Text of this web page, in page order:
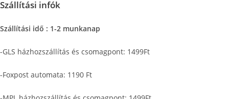
Szállítási infók
Szállítási idő : 1-2 munkanap
-GLS házhozszállítás és csomagpont: 1499Ft
-Foxpost automata: 1190 Ft